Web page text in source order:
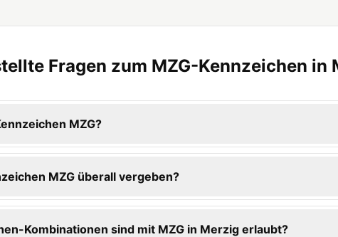
Fragen zum MZG-Kennzeichen in
MZG?
MZG überall vergeben?
Kombinationen sind mit MZG in Merzig erlaubt?